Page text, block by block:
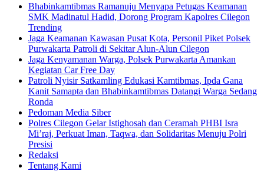
Bhabinkamtibmas Ramanuju Menyapa Petugas Keamanan
SMK Madinatul Hadid, Dorong Program Kapolres Cilegon
Trending
Jaga Keamanan Kawasan Pusat Kota, Personil Piket Polsek
Purwakarta Patroli di Sekitar Alun-Alun Cilegon
Jaga Kenyamanan Warga, Polsek Purwakarta Amankan
Kegiatan Car Free Day
Patroli Nyisir Satkamling Edukasi Kamtibmas, Ipda Gana
Kanit Samapta dan Bhabinkamtibmas Datangi Warga Sedang
Ronda
Pedoman Media Siber
Polres Cilegon Gelar Istighosah dan Ceramah PHBI Isra
Mi’raj, Perkuat Iman, Taqwa, dan Solidaritas Menuju Polri
Presisi
Redaksi
Tentang Kami